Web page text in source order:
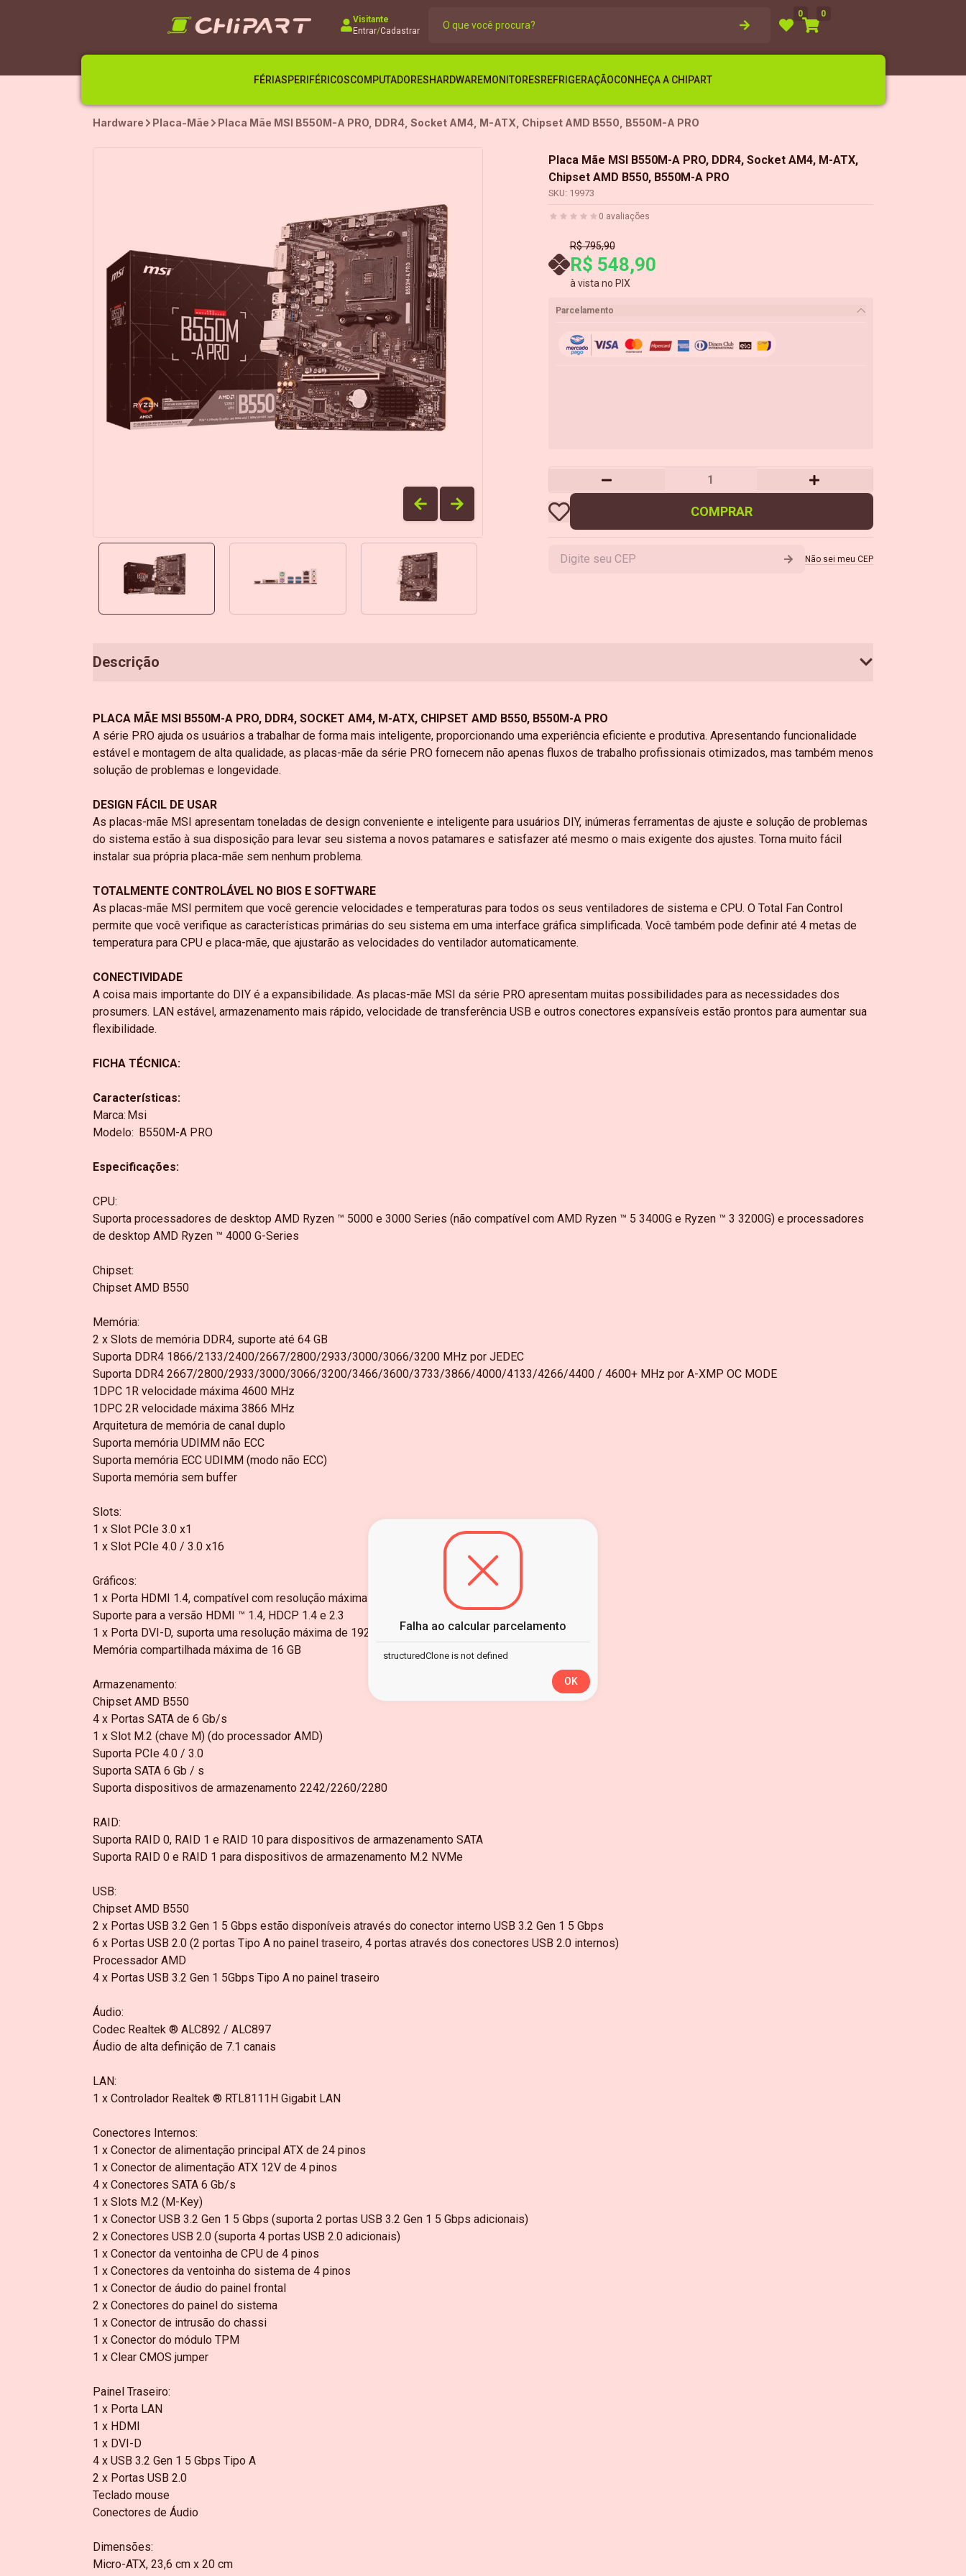
Visitante
Entrar/Cadastrar
0 0
FÉRIASPERIFÉRICOSCOMPUTADORESHARDWAREMONITORESREFRIGERAÇÃOCONHEÇA A CHIPART
Hardware Placa-Mãe Placa Mãe MSI B550M-A PRO, DDR4, Socket AM4, M-ATX, Chipset AMD B550, B550M-A PRO
Placa Mãe MSI B550M-A PRO, DDR4, Socket AM4, M-ATX,
Chipset AMD B550, B550M-A PRO
SKU: 19973
0 avaliações
R$ 795,90
R$ 548,90
à vista no PIX
Parcelamento
COMPRAR
Não sei meu CEP
Descrição
PLACA MÃE MSI B550M-A PRO, DDR4, SOCKET AM4, M-ATX, CHIPSET AMD B550, B550M-A PRO
A série PRO ajuda os usuários a trabalhar de forma mais inteligente, proporcionando uma experiência eficiente e produtiva. Apresentando funcionalidade
estável e montagem de alta qualidade, as placas-mãe da série PRO fornecem não apenas fluxos de trabalho profissionais otimizados, mas também menos
solução de problemas e longevidade.
DESIGN FÁCIL DE USAR
As placas-mãe MSI apresentam toneladas de design conveniente e inteligente para usuários DIY, inúmeras ferramentas de ajuste e solução de problemas
do sistema estão à sua disposição para levar seu sistema a novos patamares e satisfazer até mesmo o mais exigente dos ajustes. Torna muito fácil
instalar sua própria placa-mãe sem nenhum problema.
TOTALMENTE CONTROLÁVEL NO BIOS E SOFTWARE
As placas-mãe MSI permitem que você gerencie velocidades e temperaturas para todos os seus ventiladores de sistema e CPU. O Total Fan Control
permite que você verifique as características primárias do seu sistema em uma interface gráfica simplificada. Você também pode definir até 4 metas de
temperatura para CPU e placa-mãe, que ajustarão as velocidades do ventilador automaticamente.
CONECTIVIDADE
A coisa mais importante do DIY é a expansibilidade. As placas-mãe MSI da série PRO apresentam muitas possibilidades para as necessidades dos
prosumers. LAN estável, armazenamento mais rápido, velocidade de transferência USB e outros conectores expansíveis estão prontos para aumentar sua
flexibilidade.
FICHA TÉCNICA:
Características:
Marca: Msi
Modelo: B550M-A PRO
Especificações:
CPU:
Suporta processadores de desktop AMD Ryzen ™ 5000 e 3000 Series (não compatível com AMD Ryzen ™ 5 3400G e Ryzen ™ 3 3200G) e processadores
de desktop AMD Ryzen ™ 4000 G-Series
Chipset:
Chipset AMD B550
Memória:
2 x Slots de memória DDR4, suporte até 64 GB
Suporta DDR4 1866/2133/2400/2667/2800/2933/3000/3066/3200 MHz por JEDEC
Suporta DDR4 2667/2800/2933/3000/3066/3200/3466/3600/3733/3866/4000/4133/4266/4400 / 4600+ MHz por A-XMP OC MODE
1DPC 1R velocidade máxima 4600 MHz
1DPC 2R velocidade máxima 3866 MHz
Arquitetura de memória de canal duplo
Suporta memória UDIMM não ECC
Suporta memória ECC UDIMM (modo não ECC)
Suporta memória sem buffer
Slots:
1 x Slot PCIe 3.0 x1
1 x Slot PCIe 4.0 / 3.0 x16
Gráficos:
1 x Porta HDMI 1.4, compatível com resolução máxima de 4096x2160 a 60 Hz
Suporte para a versão HDMI ™ 1.4, HDCP 1.4 e 2.3
1 x Porta DVI-D, suporta uma resolução máxima de 1920x1200 @ 60Hz
Memória compartilhada máxima de 16 GB
Armazenamento:
Chipset AMD B550
4 x Portas SATA de 6 Gb/s
1 x Slot M.2 (chave M) (do processador AMD)
Suporta PCIe 4.0 / 3.0
Suporta SATA 6 Gb / s
Suporta dispositivos de armazenamento 2242/2260/2280
RAID:
Suporta RAID 0, RAID 1 e RAID 10 para dispositivos de armazenamento SATA
Suporta RAID 0 e RAID 1 para dispositivos de armazenamento M.2 NVMe
USB:
Chipset AMD B550
2 x Portas USB 3.2 Gen 1 5 Gbps estão disponíveis através do conector interno USB 3.2 Gen 1 5 Gbps
6 x Portas USB 2.0 (2 portas Tipo A no painel traseiro, 4 portas através dos conectores USB 2.0 internos)
Processador AMD
4 x Portas USB 3.2 Gen 1 5Gbps Tipo A no painel traseiro
Áudio:
Codec Realtek ® ALC892 / ALC897
Áudio de alta definição de 7.1 canais
LAN:
1 x Controlador Realtek ® RTL8111H Gigabit LAN
Conectores Internos:
1 x Conector de alimentação principal ATX de 24 pinos
1 x Conector de alimentação ATX 12V de 4 pinos
4 x Conectores SATA 6 Gb/s
1 x Slots M.2 (M-Key)
1 x Conector USB 3.2 Gen 1 5 Gbps (suporta 2 portas USB 3.2 Gen 1 5 Gbps adicionais)
2 x Conectores USB 2.0 (suporta 4 portas USB 2.0 adicionais)
1 x Conector da ventoinha de CPU de 4 pinos
1 x Conectores da ventoinha do sistema de 4 pinos
1 x Conector de áudio do painel frontal
2 x Conectores do painel do sistema
1 x Conector de intrusão do chassi
1 x Conector do módulo TPM
1 x Clear CMOS jumper
Painel Traseiro:
1 x Porta LAN
1 x HDMI
1 x DVI-D
4 x USB 3.2 Gen 1 5 Gbps Tipo A
2 x Portas USB 2.0
Teclado mouse
Conectores de Áudio
Dimensões:
Micro-ATX, 23,6 cm x 20 cm
Falha ao calcular parcelamento
structuredClone is not defined
OK